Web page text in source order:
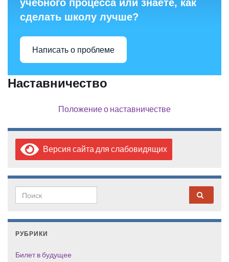
учебного процесса или знаете, как
сделать школу лучше?
Написать о проблеме
Наставничество
Положение о наставничестве
Версия сайта для слабовидящих
Search for:
РУБРИКИ
Билет в будущее